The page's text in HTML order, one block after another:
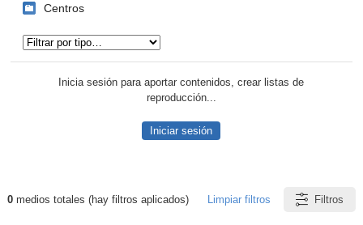
Centros
Inicia sesión para aportar contenidos, crear listas de
reproducción...
Iniciar sesión
Resultados de: gritar
0medios totales (hay filtros aplicados) Limpiar filtros Filtros